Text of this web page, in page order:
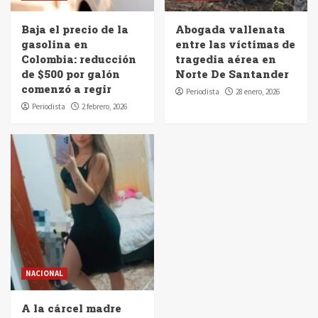
El Programa “Formándonos para la
Paz Total” avanza en sus Fases
Finales para el Cierre de 2024 en
Valledupar y La Jagua de Ibirico
Baja el precio de la
gasolina en
Colombia: reducción
de $500 por galón
comenzó a regir
Periodista 2 febrero, 2026
Abogada vallenata
entre las víctimas de
tragedia aérea en
Norte De Santander
Periodista 28 enero, 2026
NACIONAL
A la cárcel madre